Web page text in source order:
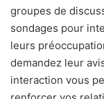
groupes de
sondages pour
leurs
demandez leur
interaction vous